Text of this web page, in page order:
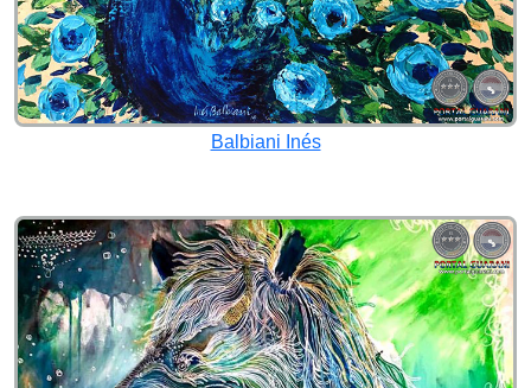
Balbiani Inés